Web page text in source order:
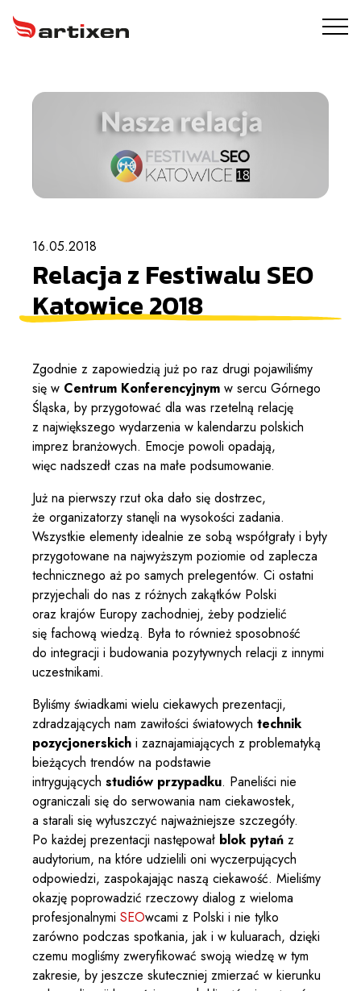
ARTIXEN PROTECT
PORTFOLIO
KONTAKT
16.05.2018
Relacja z Festiwalu SEO
Katowice 2018
Zgodnie z zapowiedzią już po raz drugi pojawiliśmy
się w Centrum Konferencyjnym w sercu Górnego
Śląska, by przygotować dla was rzetelną relację
z największego wydarzenia w kalendarzu polskich
imprez branżowych. Emocje powoli opadają,
więc nadszedł czas na małe podsumowanie.
Już na pierwszy rzut oka dało się dostrzec,
że organizatorzy stanęli na wysokości zadania.
Wszystkie elementy idealnie ze sobą współgrały i były
przygotowane na najwyższym poziomie od zaplecza
technicznego aż po samych prelegentów. Ci ostatni
przyjechali do nas z różnych zakątków Polski
oraz krajów Europy zachodniej, żeby podzielić
się fachową wiedzą. Była to również sposobność
do integracji i budowania pozytywnych relacji z innymi
uczestnikami.
Byliśmy świadkami wielu ciekawych prezentacji,
zdradzających nam zawiłości światowych technik
pozycjonerskich i zaznajamiających z problematyką
bieżących trendów na podstawie
intrygujących studiów przypadku. Paneliści nie
ograniczali się do serwowania nam ciekawostek,
a starali się wyłuszczyć najważniejsze szczegóły.
Po każdej prezentacji następował blok pytań z
audytorium, na które udzielili oni wyczerpujących
odpowiedzi, zaspokajając naszą ciekawość. Mieliśmy
okazję poprowadzić rzeczowy dialog z wieloma
profesjonalnymi SEOwcami z Polski i nie tylko
zarówno podczas spotkania, jak i w kuluarach, dzięki
czemu mogliśmy zweryfikować swoją wiedzę w tym
zakresie, by jeszcze skuteczniej zmierzać w kierunku